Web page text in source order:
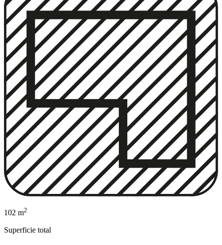
102 m2
Superficie total